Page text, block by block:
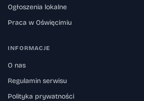
Ogłoszenia lokalne
Praca w Oświęcimiu
INFORMACJE
O nas
Regulamin serwisu
Polityka prywatności